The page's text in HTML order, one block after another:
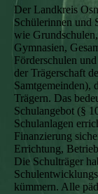
Der Landkreis
Schülerinnen und
wie
Gymnasien,
Förderschulen
der Trägerschaft
Samtgemeinden),
Trägern. Das
Schulangebot (§
Schulanlagen
Finanzierung
Errichtung,
Die Schulträger
kümmern. Alle